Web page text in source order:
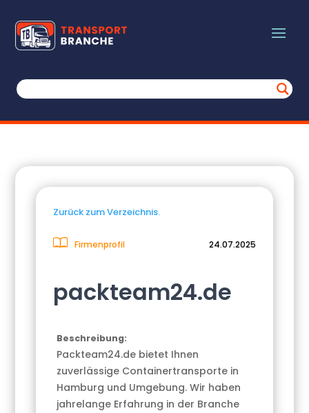
Zurück zum Verzeichnis.
Firmenprofil 24.07.2025
packteam24.de
Beschreibung:
Packteam24.de bietet Ihnen
zuverlässige Containertransporte in
Hamburg und Umgebung. Wir haben
jahrelange Erfahrung in der Branche